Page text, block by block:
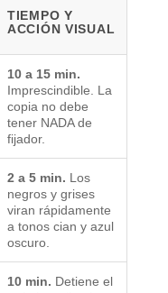
TIEMPO Y
ACCIÓN VISUAL
10 a 15 min.
Imprescindible. La
copia no debe
tener NADA de
fijador.
2 a 5 min. Los
negros y grises
viran rápidamente
a tonos cian y azul
oscuro.
10 min. Detiene el